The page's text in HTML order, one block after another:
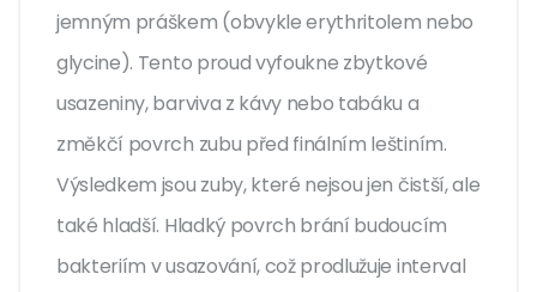
jemným práškem (obvykle erythritolem nebo
glycine). Tento proud vyfoukne zbytkové
usazeniny, barviva z kávy nebo tabáku a
změkčí povrch zubu před finálním leštiním.
Výsledkem jsou zuby, které nejsou jen čistší, ale
také hladší. Hladký povrch brání budoucím
bakteriím v usazování, což prodlužuje interval